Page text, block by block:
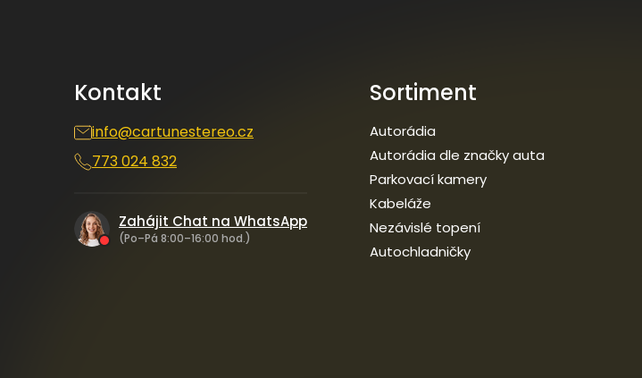
Kontakt
info@cartunestereo.cz
773 024 832
Zahájit Chat na WhatsApp
(Po–Pá 8:00–16:00 hod.)
Sortiment
Autorádia
Autorádia dle značky auta
Parkovací kamery
Kabeláže
Nezávislé topení
Autochladničky